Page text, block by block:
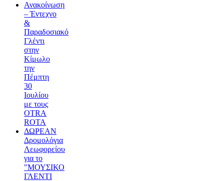
Ανακοίνωση
– Έντεχνο
&
Παραδοσιακό
Γλέντι
στην
Κίμωλο
την
Πέμπτη
30
Ιουλίου
με τους
OTRA
ROTA
ΔΩΡΕΑΝ
Δρομολόγια
Λεωφορείου
για το
"ΜΟΥΣΙΚΟ
ΓΛΕΝΤΙ